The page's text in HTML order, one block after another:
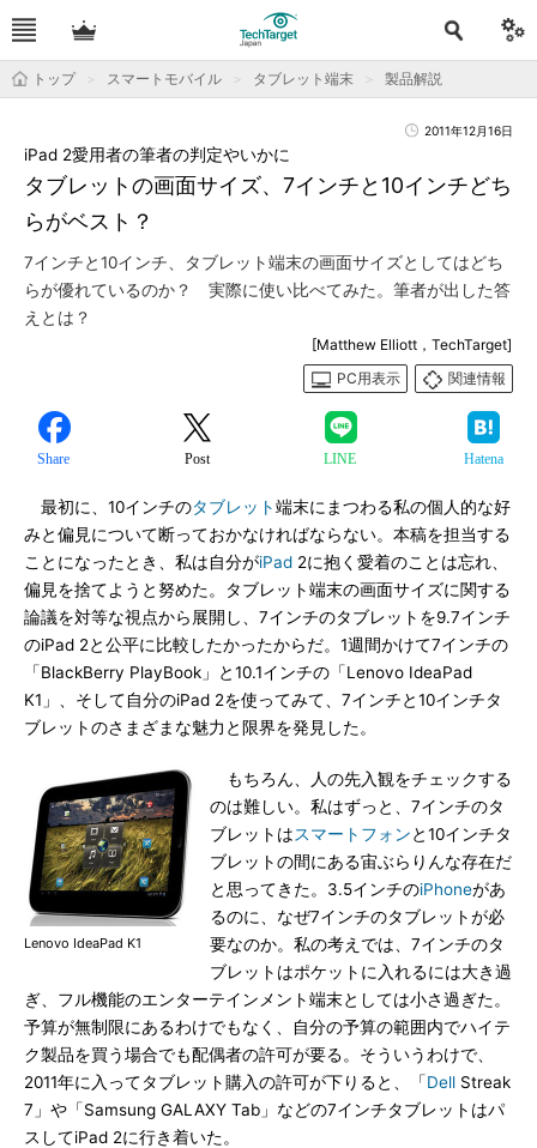
トップ スマートモバイル タブレット端末 製品解説
2011年12月16日
タブレットの画面サイズ、7インチと10インチどち
らがベスト？
iPad 2愛用者の筆者の判定やいかに
7インチと10インチ、タブレット端末の画面サイズとしてはどち
らが優れているのか？ 実際に使い比べてみた。筆者が出した答
えとは？
[Matthew Elliott，TechTarget]
PC用表示
関連情報
Share Post LINE Hatena
最初に、10インチのタブレット端末にまつわる私の個人的な好
みと偏見について断っておかなければならない。本稿を担当する
ことになったとき、私は自分がiPad 2に抱く愛着のことは忘れ、
偏見を捨てようと努めた。タブレット端末の画面サイズに関する
論議を対等な視点から展開し、7インチのタブレットを9.7インチ
のiPad 2と公平に比較したかったからだ。1週間かけて7インチの
「BlackBerry PlayBook」と10.1インチの「Lenovo IdeaPad
K1」、そして自分のiPad 2を使ってみて、7インチと10インチタ
ブレットのさまざまな魅力と限界を発見した。
Lenovo IdeaPad K1
もちろん、人の先入観をチェックする
のは難しい。私はずっと、7インチのタ
ブレットはスマートフォンと10インチタ
ブレットの間にある宙ぶらりんな存在だ
と思ってきた。3.5インチのiPhoneがあ
るのに、なぜ7インチのタブレットが必
要なのか。私の考えでは、7インチのタ
ブレットはポケットに入れるには大き過
ぎ、フル機能のエンターテインメント端末としては小さ過ぎた。
予算が無制限にあるわけでもなく、自分の予算の範囲内でハイテ
ク製品を買う場合でも配偶者の許可が要る。そういうわけで、
2011年に入ってタブレット購入の許可が下りると、「Dell Streak
7」や「Samsung GALAXY Tab」などの7インチタブレットはパ
スしてiPad 2に行き着いた。